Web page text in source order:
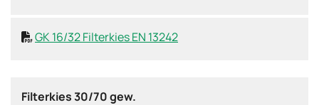
GK 16/32 Filterkies EN 13242
Filterkies 30/70 gew.